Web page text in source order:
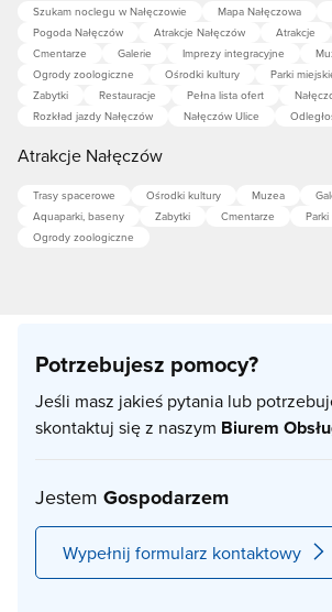
Szukam noclegu w Nałęczowie Mapa Nałęczowa
Pogoda Nałęczów
Atrakcje Nałęczów Atrakcje
Cmentarze
Galerie Imprezy integracyjne
Ogrody zoologiczne
Ośrodki kultury Parki
Zabytki
Restauracje Pełna lista ofert
Rozkład jazdy Nałęczów
Nałęczów Ulice
Atrakcje Nałęczów
Trasy spacerowe Ośrodki kultury Muzea
Aquaparki, baseny
Zabytki Cmentarze
Ogrody zoologiczne
Potrzebujesz pomocy?
Jeśli masz jakieś pytania lub
skontaktuj się z naszym Biurem
Jestem Gospodarzem
Wypełnij formularz kontaktowy